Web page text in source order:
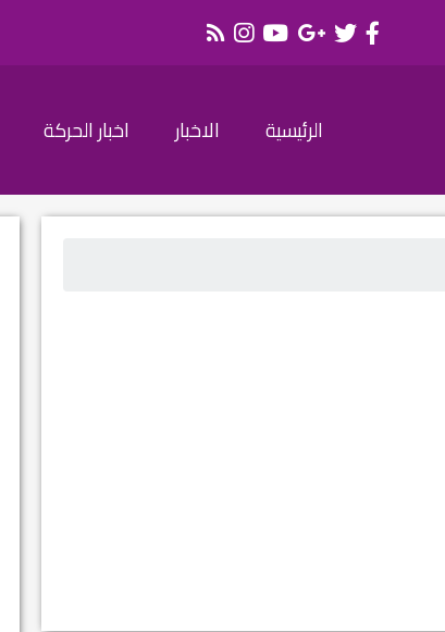
الرئيسية الاخبار اخبار الحركة